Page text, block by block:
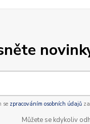
se zpracováním osobních údajůza
Můžete se kdykoliv